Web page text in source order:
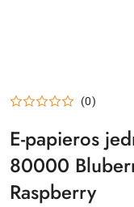
(0)
E-papieros
80000
Raspberry